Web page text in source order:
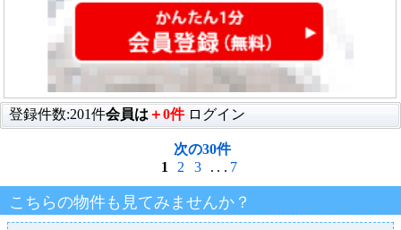
登録件数:201件会員は ＋0件 ログイン
次の30件
1
2 3 ... 7
こちらの物件も見てみませんか？